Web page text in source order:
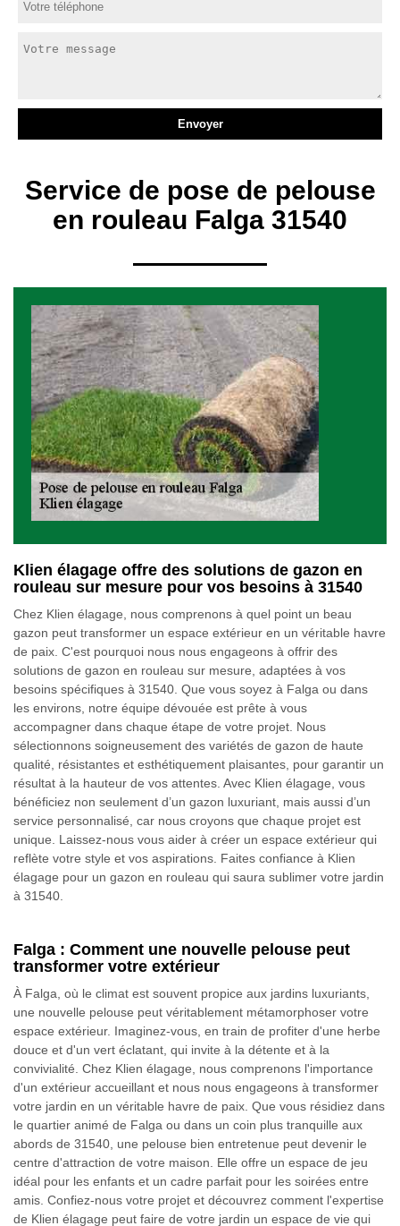
Service de pose de pelouse
en rouleau Falga 31540
Klien élagage offre des solutions de gazon en
rouleau sur mesure pour vos besoins à 31540
Chez Klien élagage, nous comprenons à quel point un beau
gazon peut transformer un espace extérieur en un véritable havre
de paix. C'est pourquoi nous nous engageons à offrir des
solutions de gazon en rouleau sur mesure, adaptées à vos
besoins spécifiques à 31540. Que vous soyez à Falga ou dans
les environs, notre équipe dévouée est prête à vous
accompagner dans chaque étape de votre projet. Nous
sélectionnons soigneusement des variétés de gazon de haute
qualité, résistantes et esthétiquement plaisantes, pour garantir un
résultat à la hauteur de vos attentes. Avec Klien élagage, vous
bénéficiez non seulement d’un gazon luxuriant, mais aussi d’un
service personnalisé, car nous croyons que chaque projet est
unique. Laissez-nous vous aider à créer un espace extérieur qui
reflète votre style et vos aspirations. Faites confiance à Klien
élagage pour un gazon en rouleau qui saura sublimer votre jardin
à 31540.
Falga : Comment une nouvelle pelouse peut
transformer votre extérieur
À Falga, où le climat est souvent propice aux jardins luxuriants,
une nouvelle pelouse peut véritablement métamorphoser votre
espace extérieur. Imaginez-vous, en train de profiter d'une herbe
douce et d'un vert éclatant, qui invite à la détente et à la
convivialité. Chez Klien élagage, nous comprenons l'importance
d'un extérieur accueillant et nous nous engageons à transformer
votre jardin en un véritable havre de paix. Que vous résidiez dans
le quartier animé de Falga ou dans un coin plus tranquille aux
abords de 31540, une pelouse bien entretenue peut devenir le
centre d'attraction de votre maison. Elle offre un espace de jeu
idéal pour les enfants et un cadre parfait pour les soirées entre
amis. Confiez-nous votre projet et découvrez comment l'expertise
de Klien élagage peut faire de votre jardin un espace de vie qui